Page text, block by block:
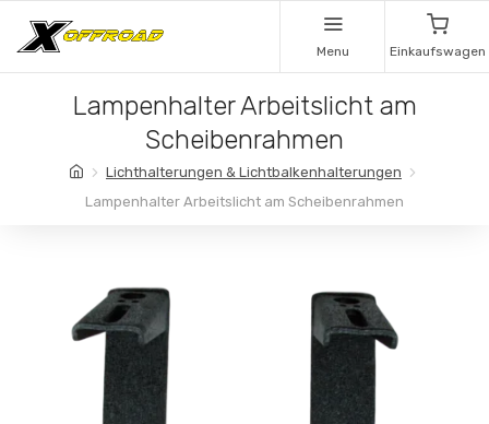
Menu Einkaufswagen
Lampenhalter Arbeitslicht am
Scheibenrahmen
Lichthalterungen & Lichtbalkenhalterungen
Lampenhalter Arbeitslicht am Scheibenrahmen